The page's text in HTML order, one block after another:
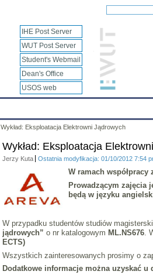
IHE Post Server
WUT Post Server
Student's Webmail
Dean's Office
USOS web
Wykład: Eksploatacja Elektrowni Jądrowych
Wykład: Eksploatacja
Jerzy Kuta Ostatnia modyfikacja: 01/10/2012 7:54
W ramach
Prowadzącym zajęcia
będą w języku
W przypadku studentów studiów
jądrowych” o nr katalogowym ML.NS676.
ECTS)
Wszystkich zainteresowanych prosimy o
Dodatkowe informacje można uzyskać